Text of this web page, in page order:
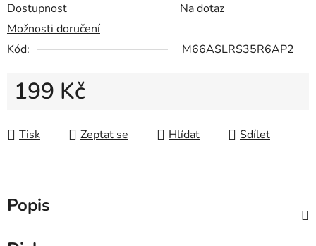
Dostupnost
Na dotaz
Možnosti doručení
Kód:
M66ASLRS35R6AP2
199 Kč
Tisk
Zeptat se Hlídat Sdílet
Popis